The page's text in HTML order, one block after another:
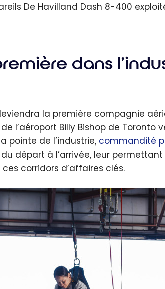
De Havilland Dash 8-400
dans
la première compagnie
l’aéroport Billy Bishop de Toronto
pointe de l’industrie, commandité
départ à l’arrivée, leur
corridors d’affaires clés.